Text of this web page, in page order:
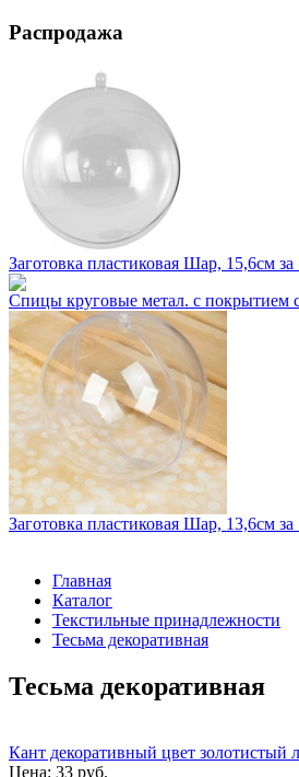
Распродажа
Заготовка пластиковая Шар, 15,6см
Спицы круговые метал. с покрытием
Заготовка пластиковая Шар, 13,6см
Главная
Каталог
Текстильные принадлежности
Тесьма декоративная
Тесьма декоративная
Кант декоративный цвет
Цена: 33 руб.